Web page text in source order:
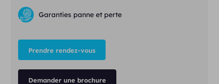
Garanties panne et perte
Prendre rendez-vous
Demander une brochure